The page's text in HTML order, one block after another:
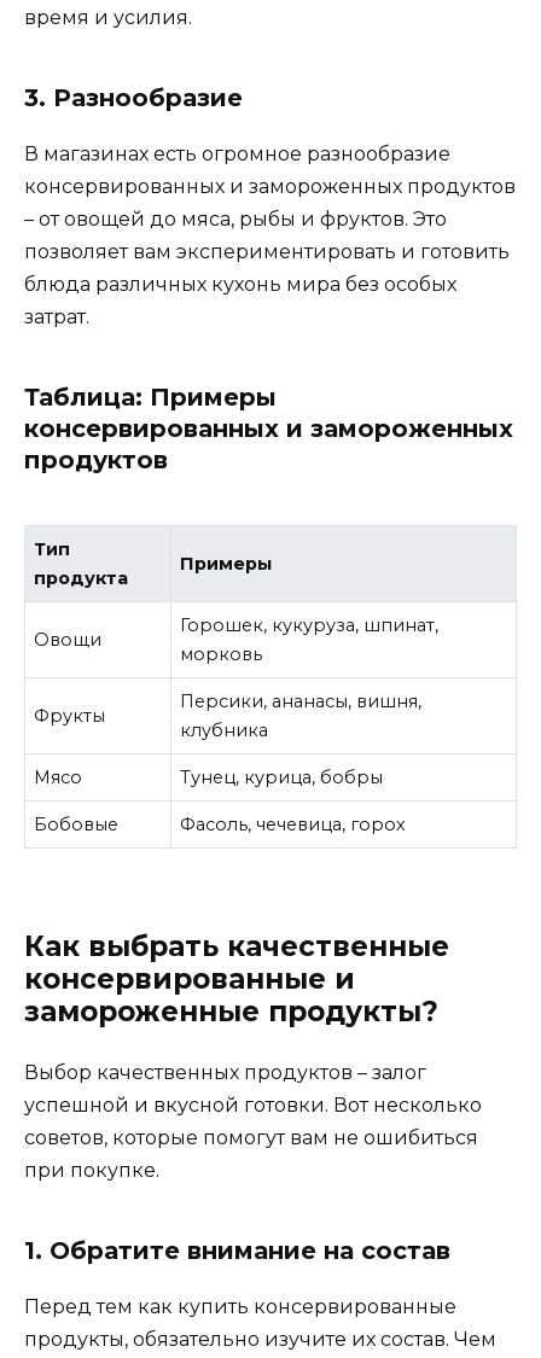
время и усилия.
3. Разнообразие
В магазинах есть огромное разнообразие
консервированных и замороженных продуктов
– от овощей до мяса, рыбы и фруктов. Это
позволяет вам экспериментировать и готовить
блюда различных кухонь мира без особых
затрат.
Таблица: Примеры
консервированных и замороженных
продуктов
Тип
продукта
Примеры
Овощи
Горошек, кукуруза, шпинат,
морковь
Фрукты
Персики, ананасы, вишня,
клубника
Мясо Тунец, курица, бобры
Бобовые Фасоль, чечевица, горох
Как выбрать качественные
консервированные и
замороженные продукты?
Выбор качественных продуктов – залог
успешной и вкусной готовки. Вот несколько
советов, которые помогут вам не ошибиться
при покупке.
1. Обратите внимание на состав
Перед тем как купить консервированные
продукты, обязательно изучите их состав. Чем